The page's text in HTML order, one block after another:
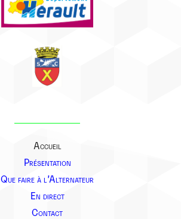
Accueil
Présentation
Que faire à l’Alternateur
En direct
Contact